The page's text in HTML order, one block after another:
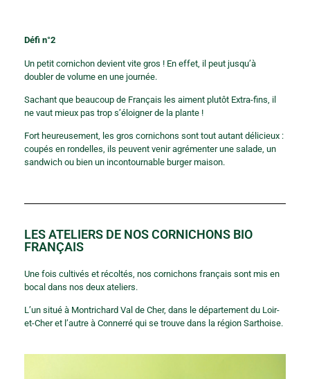
Défi n°2
Un petit cornichon devient vite gros ! En effet, il peut jusqu’à
doubler de volume en une journée.
Sachant que beaucoup de Français les aiment plutôt Extra-fins, il
ne vaut mieux pas trop s’éloigner de la plante !
Fort heureusement, les gros cornichons sont tout autant délicieux :
coupés en rondelles, ils peuvent venir agrémenter une salade, un
sandwich ou bien un incontournable burger maison.
LES ATELIERS DE NOS CORNICHONS BIO
FRANÇAIS
Une fois cultivés et récoltés, nos cornichons français sont mis en
bocal dans nos deux ateliers.
L’un situé à Montrichard Val de Cher, dans le département du Loir-
et-Cher et l’autre à Connerré qui se trouve dans la région Sarthoise.